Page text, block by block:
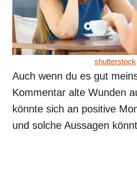
shutterstock
Auch wenn du es gut
Kommentar alte Wunden
könnte sich an positive
und solche Aussagen